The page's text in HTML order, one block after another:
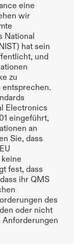
eine
wir
National
hat sein
und
zu
Electronics
eingeführt,
an
Sie, dass
fest, dass
ihr QMS
des
oder nicht
Anforderungen